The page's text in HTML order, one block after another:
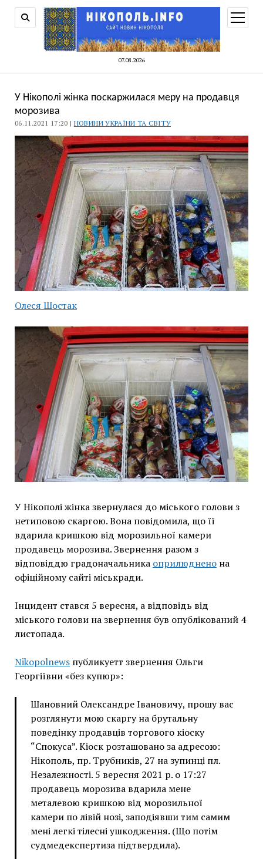
07.08.2026
меню
У Нікополі жінка поскаржилася меру на продавця
морозива
06.11.2021 17:20 | НОВИНИ УКРАЇНИ ТА СВІТУ
Олеся Шостак
У Нікополі жінка звернулася до міського голови з
нетиповою скаргою. Вона повідомила, що її
вдарила кришкою від морозильної камери
продавець морозива. Звернення разом з
відповіддю градоначальника оприлюдненона
офіційному сайті міськради.
Інцидент стався 5 вересня, а відповідь від
міського голови на звернення був опублікований 4
листопада.
Nikopolnewsпубликуетт звернення Ольги
Георгіївни «без купюр»:
Шановний Олександре Івановичу, прошу вас
розглянути мою скаргу на брутальну
поведінку продавців торгового кіоску
“Спокуса”. Кіоск розташовано за адресою:
Нікополь, пр. Трубників, 27 на зупинці пл.
Незалежності. 5 вересня 2021 р. о 17:27
продавець морозива вдарила мене
металевою кришкою від морозильної
камери по лівій нозі, заподіявши тим самим
мені легкі тілесні ушкодження. (Що потім
судмедекспертиза підтвердила).